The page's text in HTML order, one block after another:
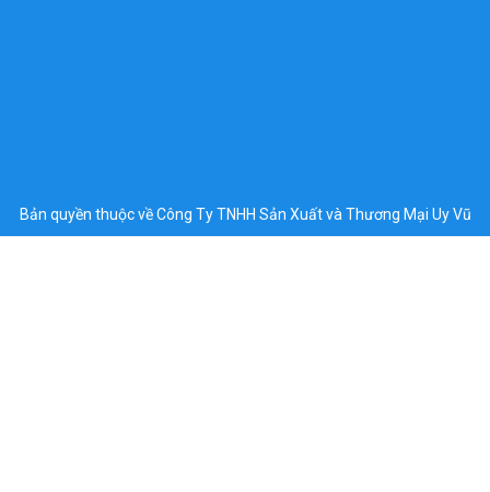
Bản quyền thuộc về Công Ty TNHH Sản Xuất và Thương Mại Uy Vũ